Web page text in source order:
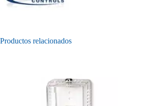
Productos relacionados